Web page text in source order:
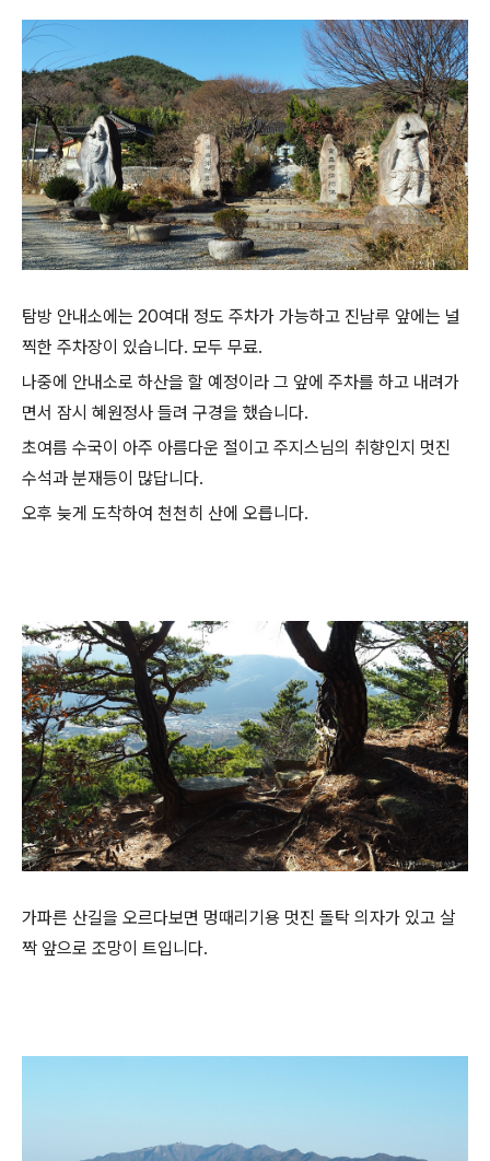
탐방 안내소에는 20여대 정도 주차가 가능하고 진남루 앞에는 널
찍한 주차장이 있습니다. 모두 무료.
나중에 안내소로 하산을 할 예정이라 그 앞에 주차를 하고 내려가
면서 잠시 혜원정사 들려 구경을 했습니다.
초여름 수국이 아주 아름다운 절이고 주지스님의 취향인지 멋진
수석과 분재등이 많답니다.
오후 늦게 도착하여 천천히 산에 오릅니다.
가파른 산길을 오르다보면 멍때리기용 멋진 돌탁 의자가 있고 살
짝 앞으로 조망이 트입니다.